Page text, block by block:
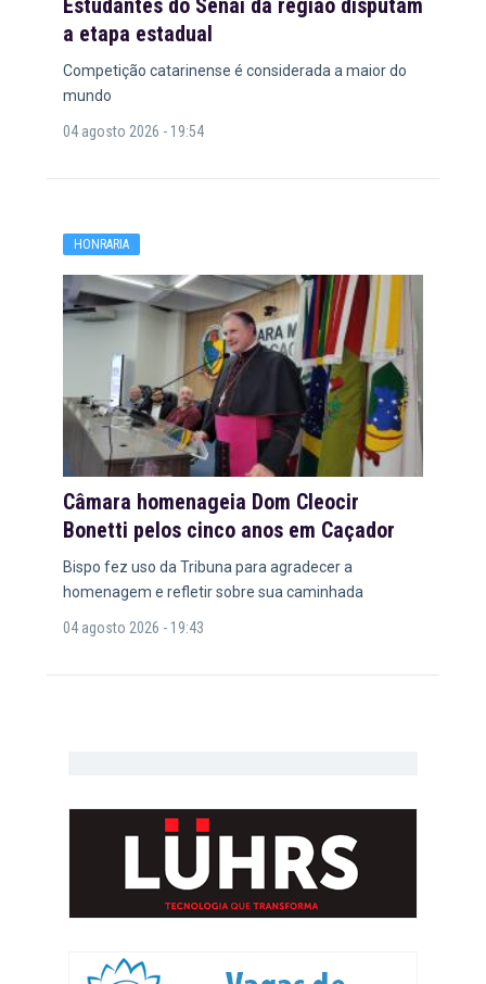
a etapa estadual
Competição catarinense é considerada a maior do
mundo
04 agosto 2026 - 19:54
HONRARIA
Câmara homenageia Dom Cleocir
Bonetti pelos cinco anos em Caçador
Bispo fez uso da Tribuna para agradecer a
homenagem e refletir sobre sua caminhada
04 agosto 2026 - 19:43